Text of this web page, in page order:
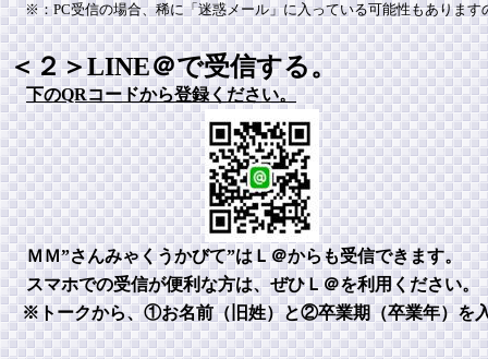
※：PC受信の場合、稀に「迷惑メール」に入っている可能性もあります
＜２＞LINE＠で受信する。
下のQRコードから登録ください。
ＭＭ”さんみゃくうかびて”はＬ＠からも受信できます。
スマホでの受信が便利な方は、ぜひＬ＠を利用ください。
※トークから、①お名前（旧姓）と②卒業期（卒業年）を